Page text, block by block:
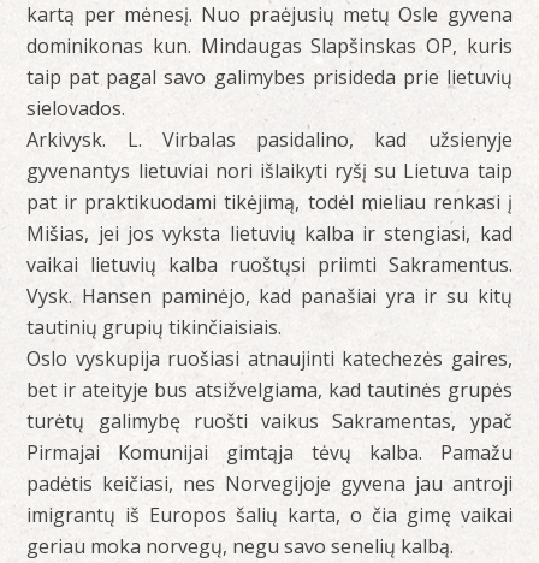
kartą per mėnesį. Nuo praėjusių metų Osle gyvena
dominikonas kun. Mindaugas Slapšinskas OP, kuris
taip pat pagal savo galimybes prisideda prie lietuvių
sielovados.
Arkivysk. L. Virbalas pasidalino, kad užsienyje
gyvenantys lietuviai nori išlaikyti ryšį su Lietuva taip
pat ir praktikuodami tikėjimą, todėl mieliau renkasi į
Mišias, jei jos vyksta lietuvių kalba ir stengiasi, kad
vaikai lietuvių kalba ruoštųsi priimti Sakramentus.
Vysk. Hansen paminėjo, kad panašiai yra ir su kitų
tautinių grupių tikinčiaisiais.
Oslo vyskupija ruošiasi atnaujinti katechezės gaires,
bet ir ateityje bus atsižvelgiama, kad tautinės grupės
turėtų galimybę ruošti vaikus Sakramentas, ypač
Pirmajai Komunijai gimtąja tėvų kalba. Pamažu
padėtis keičiasi, nes Norvegijoje gyvena jau antroji
imigrantų iš Europos šalių karta, o čia gimę vaikai
geriau moka norvegų, negu savo senelių kalbą.